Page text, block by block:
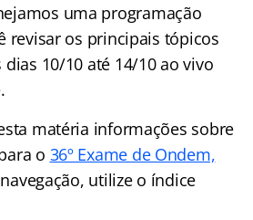
uma programação
revisar os principais tópicos
10/10 até 14/10 ao vivo
matéria informações sobre
o 36º Exame de Ondem,
utilize o índice